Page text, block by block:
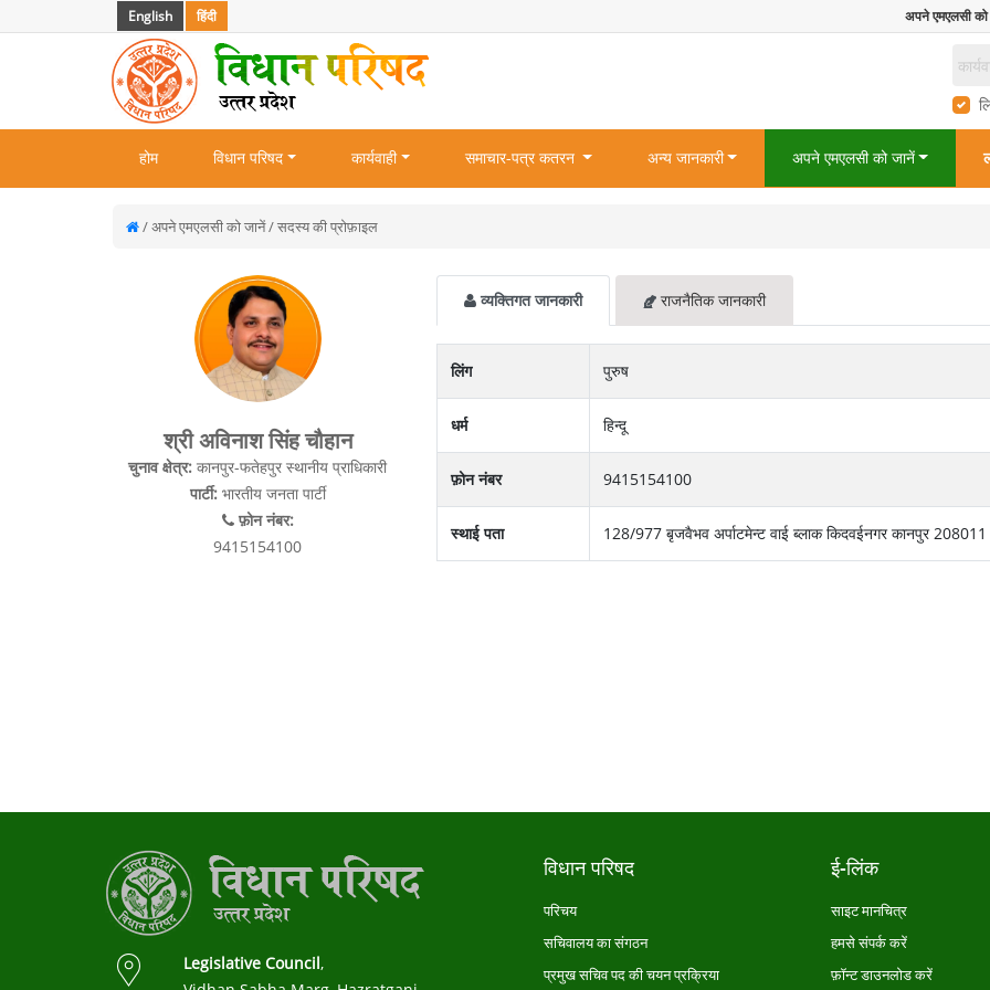
English हिंदी अपने एमएलसी
होम विधान परिषद कार्यवाही समाचार-पत्र कतरन अन्य जानकारी अपने एमएलसी को जानें
/ अपने एमएलसी को जानें / सदस्य की प्रोफ़ाइल
श्री अविनाश सिंह चौहान
चुनाव क्षेत्र: कानपुर-फतेहपुर स्थानीय प्राधिकारी
पार्टी:भारतीय जनता पार्टी
फ़ोन नंबर:
9415154100
व्यक्तिगत जानकारी राजनैतिक जानकारी
लिंग पुरुष
धर्म हिन्दू
फ़ोन नंबर 9415154100
स्थाई पता 128/977 बृजवैभव अर्पाटमेन्‍ट वाई ब्‍लाक किदवईनगर कानपुर 208011
Legislative Council,
विधान परिषद
परिचय
सचिवालय का संगठन
प्रमुख सचिव पद की चयन प्रक्रिया
ई-लिंक
साइट मानचित्र
हमसे संपर्क करें
फ़ॉन्ट डाउनलोड करें